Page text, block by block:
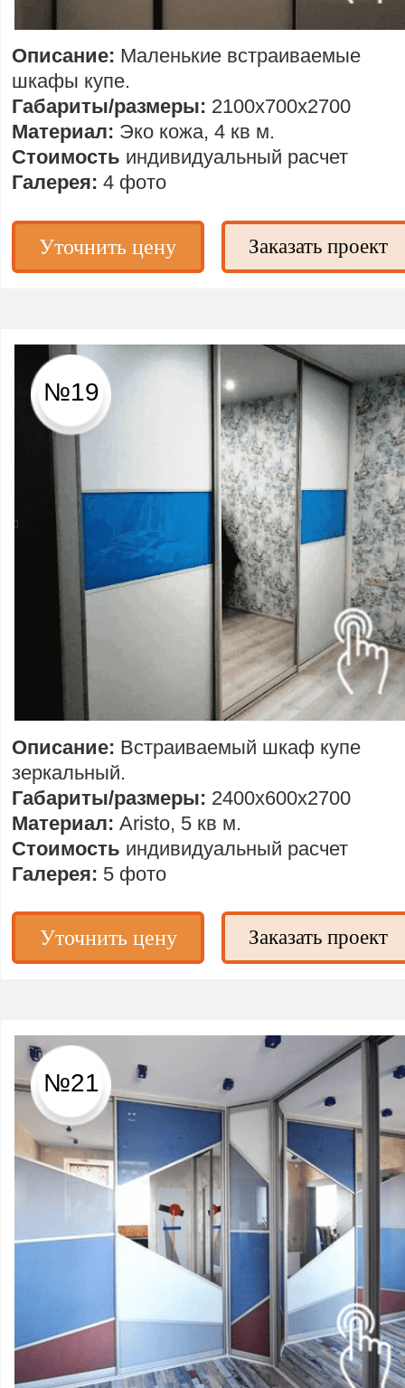
№21
Уточнить цену Заказать проект
Описание: Маленькие встраиваемые
шкафы купе.
Габариты/размеры: 2100х700х2700
Материал: Эко кожа, 4 кв м.
Стоимость индивидуальный расчет
Галерея: 4 фото
Описание: Встраиваемый шкаф купе
зеркальный.
Габариты/размеры: 2400х600х2700
Материал: Aristo, 5 кв м.
Стоимость индивидуальный расчет
Галерея: 5 фото
№19
Заказать проект
Уточнить цену